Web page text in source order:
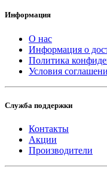
Информация
О нас
Информация о
Политика
Условия
Служба поддержки
Контакты
Акции
Производители